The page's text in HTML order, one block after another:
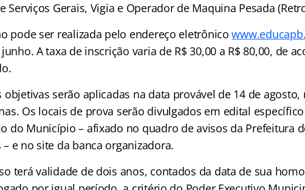
Serviços Gerais, Vigia e Operador de Maquina Pesada
pode ser realizada pelo endereço eletrônico
A taxa de inscrição varia de R$ 30,00 a R$ 80,00, de
objetivas serão aplicadas na data provável de 14 de agosto,
Os locais de prova serão divulgados em edital
do Município – afixado no quadro de avisos da Prefeitura
– e no site da banca organizadora.
terá validade de dois anos, contados da data de sua